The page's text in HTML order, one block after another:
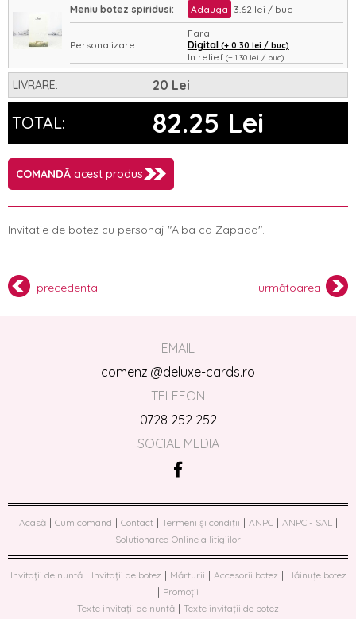
Meniu botez spiridusi: Adauga 3.62 lei / buc
Personalizare:
Fara
Digital (+ 0.30 lei / buc)
In relief (+ 1.30 lei / buc)
Asamblare: Nu Da(+ 0.35 lei / buc)
LIVRARE: 20 Lei
TOTAL: 82.25 Lei
COMANDĂ acest produs
Invitatie de botez cu personaj "Alba ca Zapada".
precedenta următoarea
EMAIL
comenzi@deluxe-cards.ro
TELEFON
0728 252 252
SOCIAL MEDIA
Acasă | Cum comand | Contact | Termeni și condiții | ANPC | ANPC - SAL |
Solutionarea Online a litigiilor
Invitații de nuntă | Invitații de botez | Mărturii | Accesorii botez | Hăinuțe botez
| Promoții
Texte invitații de nuntă | Texte invitații de botez